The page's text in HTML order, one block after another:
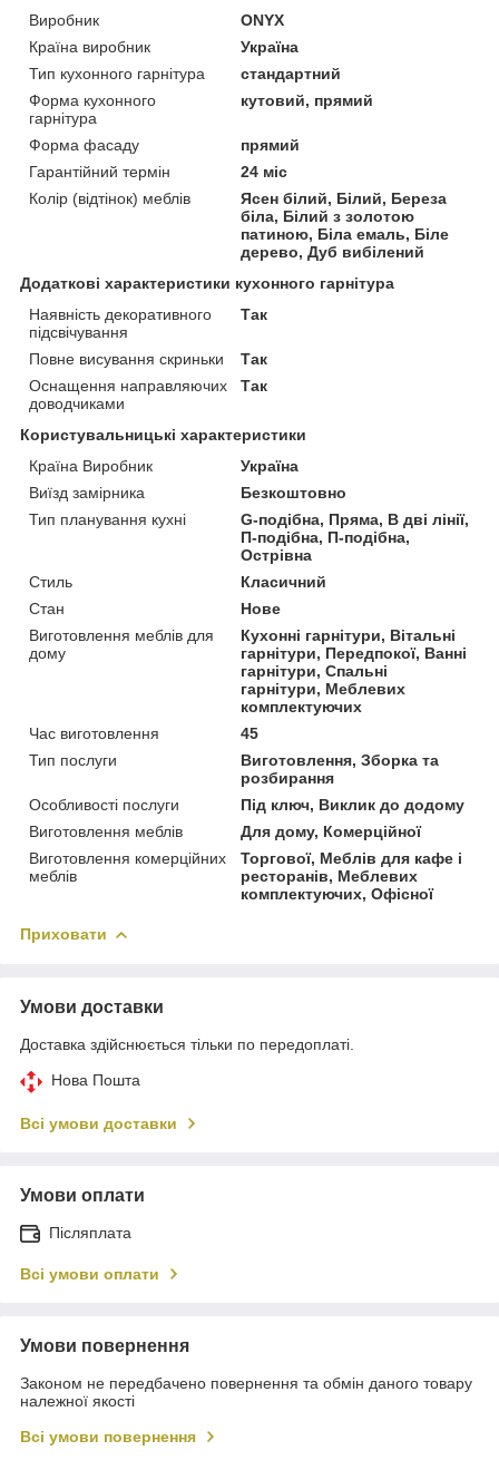
Виробник
ONYX
Країна виробник
Україна
Тип кухонного гарнітура
стандартний
Форма кухонного
гарнітура
кутовий, прямий
Форма фасаду
прямий
Гарантійний термін
24 міс
Колір (відтінок) меблів
Ясен білий, Білий, Береза
біла, Білий з золотою
патиною, Біла емаль, Біле
дерево, Дуб вибілений
Додаткові характеристики кухонного гарнітура
Наявність декоративного
підсвічування
Так
Повне висування скриньки
Так
Оснащення направляючих
доводчиками
Так
Користувальницькі характеристики
Країна Виробник
Україна
Виїзд замірника
Безкоштовно
Тип планування кухні
G-подібна, Пряма, В дві лінії,
П-подібна, П-подібна,
Острівна
Стиль
Класичний
Стан
Нове
Виготовлення меблів для
дому
Кухонні гарнітури, Вітальні
гарнітури, Передпокої, Ванні
гарнітури, Спальні
гарнітури, Меблевих
комплектуючих
Час виготовлення
45
Тип послуги
Виготовлення, Зборка та
розбирання
Особливості послуги
Під ключ, Виклик до додому
Виготовлення меблів
Для дому, Комерційної
Виготовлення комерційних
меблів
Торгової, Меблів для кафе і
ресторанів, Меблевих
комплектуючих, Офісної
Приховати
Умови доставки
Доставка здійснюється тільки по передоплаті.
Нова Пошта
Всі умови доставки
Умови оплати
Післяплата
Всі умови оплати
Умови повернення
Законом не передбачено повернення та обмін даного товару
належної якості
Всі умови повернення